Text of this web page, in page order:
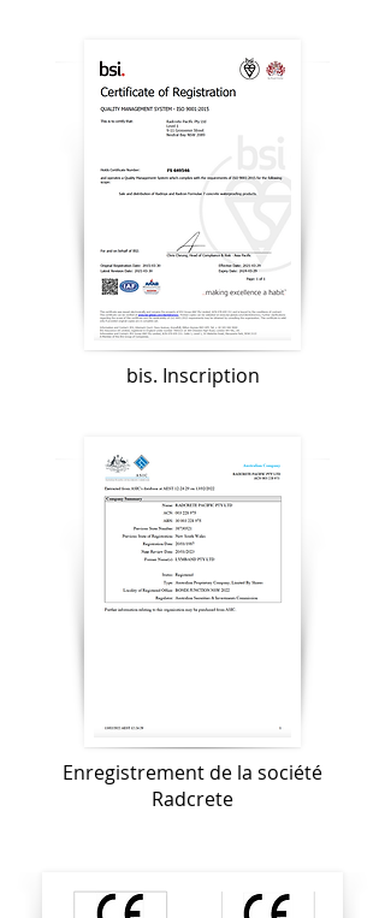
bis. Inscription
Enregistrement de la société
Radcrete